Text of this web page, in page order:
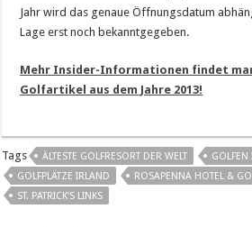
Jahr wird das genaueÖffnungsdatum abhä
Lage erst noch bekanntgegeben.
Mehr Insider-Informationen findet
Golfartikel aus dem Jahre 2013!
Tags ÄLTESTE GOLFRESORT DER WELT
GOLFPLÄTZE IRLAND
ROSAPENNA HOTEL &
ST. PATRICK’S LINKS